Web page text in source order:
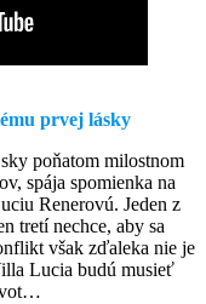
prvej lásky
poňatom milostnom
spája spomienka na
Renerovú. Jeden z
tretí nechce, aby sa
však zďaleka nie je
Lucia budú musieť